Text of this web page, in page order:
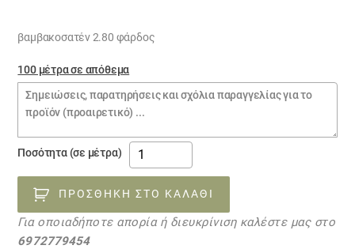
was: τιμή
€9.00.
βαμβακοσατέν 2.80 φάρδος
100 μέτρα σε απόθεμα
Σημειώσεις
παραγγελίας
Ποσότητα (σε μέτρα)
βαμβακοσατέν
ELINA
LILA
15041158
ΕΞΑΝΤΛΗΘΗΚΕ
ΠΡΟΣΘΉΚΗ ΣΤΟ ΚΑΛΆΘΙ
Για οποιαδήποτε απορία ή διευκρίνιση καλέστε μας στο
6972779454